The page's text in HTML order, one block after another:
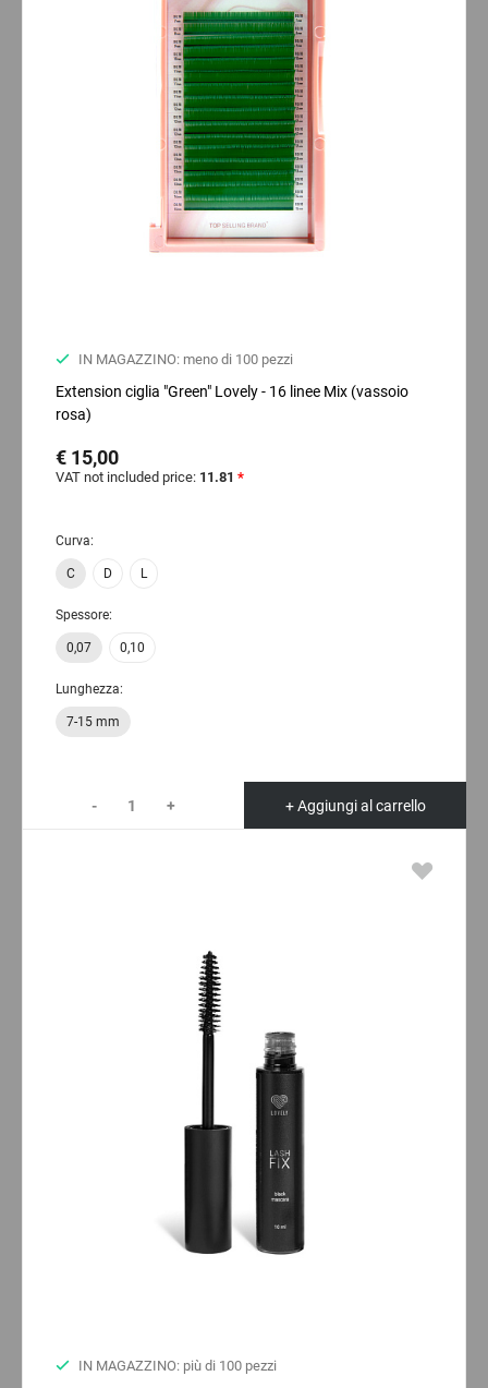
IN MAGAZZINO: meno di 100 pezzi
Extension ciglia "Green" Lovely - 16 linee Mix (vassoio
rosa)
€ 15,00
VAT not included price: 11.81 *
Curva:
C D L
Spessore:
0,07 0,10
Lunghezza:
7-15 mm
- + + Aggiungi al carrello
IN MAGAZZINO: più di 100 pezzi